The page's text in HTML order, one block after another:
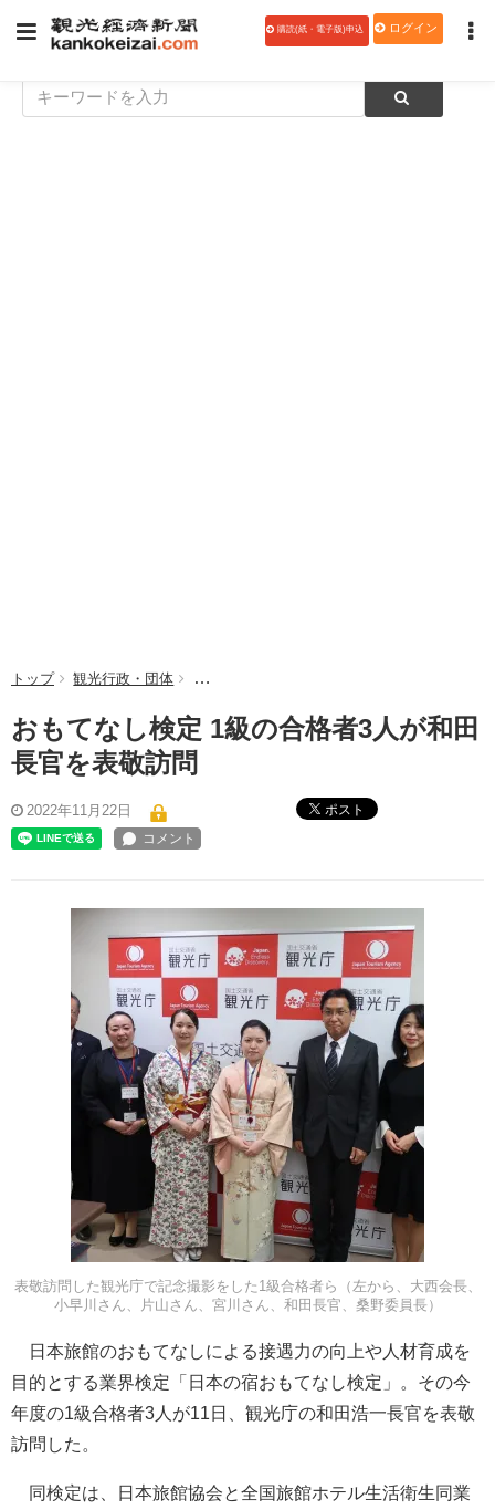
購読(紙・電子版)申込 ログイン
トップ 観光行政・団体 おもてなし検定 1級の合格者3人が和田長官を
おもてなし検定 1級の合格者3人が和田
長官を表敬訪問
2022年11月22日 ポスト
表敬訪問した観光庁で記念撮影をした1級合格者ら（左から、大西会長、
小早川さん、片山さん、宮川さん、和田長官、桑野委員長）
日本旅館のおもてなしによる接遇力の向上や人材育成を
目的とする業界検定「日本の宿おもてなし検定」。その今
年度の1級合格者3人が11日、観光庁の和田浩一長官を表敬
訪問した。
同検定は、日本旅館協会と全国旅館ホテル生活衛生同業